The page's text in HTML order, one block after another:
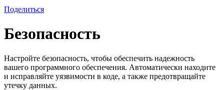
Поделиться
Безопасность
Настройте безопасность, чтобы обеспечить надежность
вашего программного обеспечения. Автоматически находите
и исправляйте уязвимости в коде, а также предотвращайте
утечку данных.